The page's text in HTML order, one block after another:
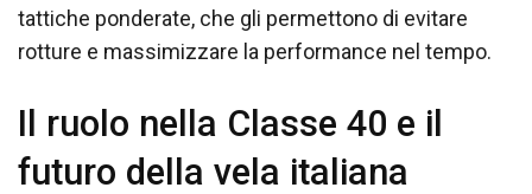
tattiche ponderate, che gli permettono di evitare
rotture e massimizzare la performance nel tempo.
Il ruolo nella Classe 40 e il
futuro della vela italiana